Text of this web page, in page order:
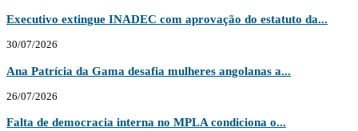
Executivo extingue INADEC com aprovação do estatuto da...
30/07/2026
Ana Patrícia da Gama desafia mulheres angolanas a...
26/07/2026
Falta de democracia interna no MPLA condiciona o...